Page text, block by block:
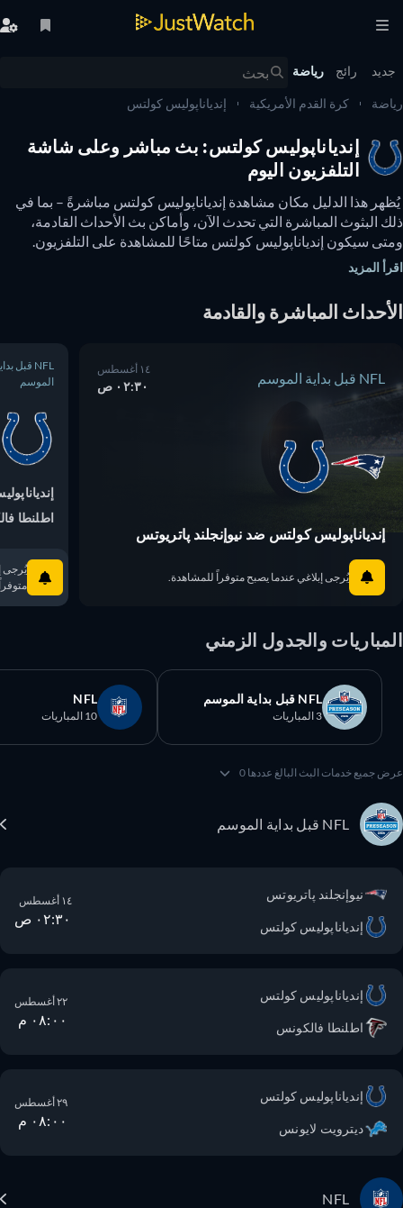
رائج رياضة
كرة القدم الأمريكية إندياناپوليس كولتس
إندياناپوليس كولتس: بث مباشر وعلى شاشة
التلفزيون اليوم
يُظهر هذا الدليل مكان مشاهدة إندياناپوليس كولتس مباشرةً – بما في
ذلك البثوث المباشرة التي تحدث الآن، وأماكن بث الأحداث القادمة،
ومتى سيكون إندياناپوليس كولتس متاحًا للمشاهدة على التلفزيون.
عبر الإنترنت مجانًا.
المزيد
المباشرة والقادمة
NFL قبل بداية الموسم ٠٢:٣٠ ص
إندياناپوليس كولتس ضد نيوإنجلند پاتريوتس
يُرجى إبلاغي عندما يصبح متوفراً للمشاهدة.
NFL قبل بداية
الموسم
اطلنطا
يُرجى
متوفراً
والجدول الزمني
NFL قبل بداية الموسم
3 المباريات
NFL
10 المباريات
جميع خدمات البث البالغ عددها 0
NFL قبل بداية الموسم
نيوإنجلند پاتريوتس
إندياناپوليس كولتس ٠٢:٣٠ ص
إندياناپوليس كولتس
اطلنطا فالكونس ٠٨:٠٠ م
إندياناپوليس كولتس
ديترويت لايونس ٠٨:٠٠ م
NFL